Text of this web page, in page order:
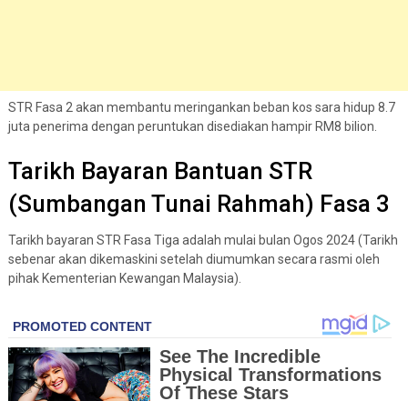
STR Fasa 2 akan membantu meringankan beban kos sara hidup 8.7
juta penerima dengan peruntukan disediakan hampir RM8 bilion.
Tarikh Bayaran Bantuan STR
(Sumbangan Tunai Rahmah) Fasa 3
Tarikh bayaran STR Fasa Tiga adalah mulai bulan Ogos 2024 (Tarikh
sebenar akan dikemaskini setelah diumumkan secara rasmi oleh
pihak Kementerian Kewangan Malaysia).